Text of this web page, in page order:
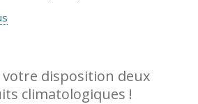
disposition deux
climatologiques !